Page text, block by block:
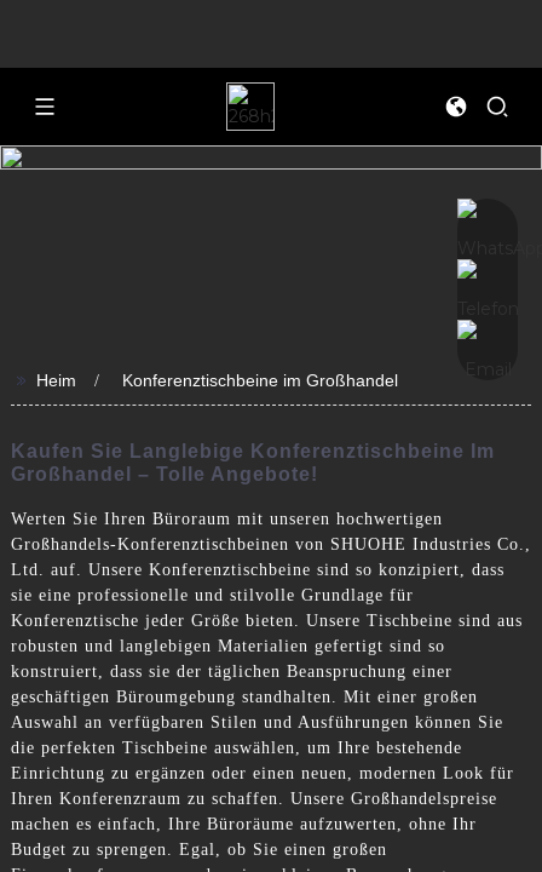
>> Heim Konferenztischbeine im Großhandel
Kaufen Sie Langlebige Konferenztischbeine Im
Großhandel – Tolle Angebote!
Werten Sie Ihren Büroraum mit unseren hochwertigen
Großhandels-Konferenztischbeinen von SHUOHE Industries Co.,
Ltd. auf. Unsere Konferenztischbeine sind so konzipiert, dass
sie eine professionelle und stilvolle Grundlage für
Konferenztische jeder Größe bieten. Unsere Tischbeine sind aus
robusten und langlebigen Materialien gefertigt sind so
konstruiert, dass sie der täglichen Beanspruchung einer
geschäftigen Büroumgebung standhalten. Mit einer großen
Auswahl an verfügbaren Stilen und Ausführungen können Sie
die perfekten Tischbeine auswählen, um Ihre bestehende
Einrichtung zu ergänzen oder einen neuen, modernen Look für
Ihren Konferenzraum zu schaffen. Unsere Großhandelspreise
machen es einfach, Ihre Büroräume aufzuwerten, ohne Ihr
Budget zu sprengen. Egal, ob Sie einen großen